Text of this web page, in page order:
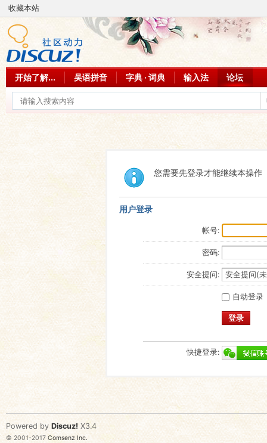
收藏本站
开始了解... 吴语拼音 字典 · 词典 输入法 论坛
您需要先登录才能继续本操作
用户登录
帐号:
密码:
安全提问:
自动登录
登录
快捷登录:
Powered by Discuz! X3.4
© 2001-2017 Comsenz Inc.